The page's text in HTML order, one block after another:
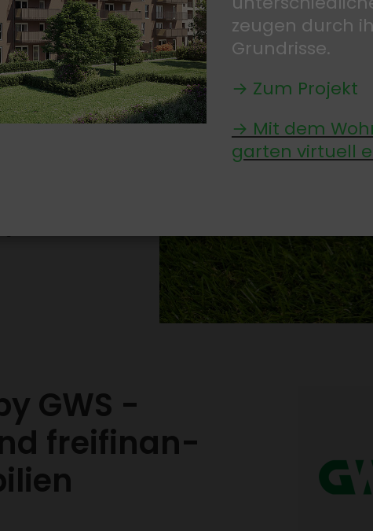
GWS -
frei­fi­nan­
zeugen durch
Grund­risse.
→ Zum Projekt
→ Mit dem
garten virtuell